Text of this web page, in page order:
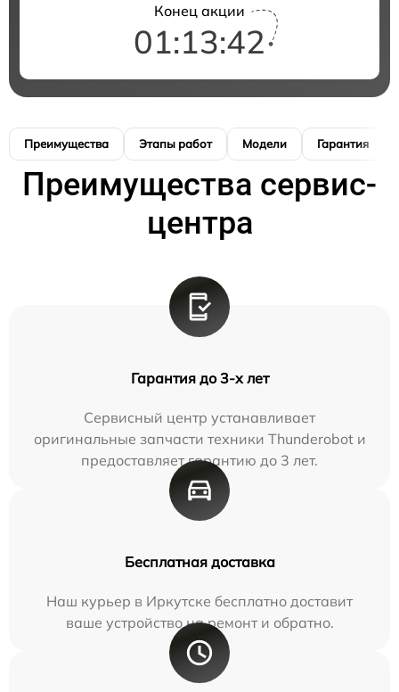
Конец акции
01:13:41
Преимущества Этапы работ Модели Гарантия
Преимущества сервис-
центра
Гарантия до 3-х лет
Сервисный центр устанавливает
оригинальные запчасти техники Thunderobot и
предоставляет гарантию до 3 лет.
Бесплатная доставка
Наш курьер в Иркутске бесплатно доставит
ваше устройство на ремонт и обратно.